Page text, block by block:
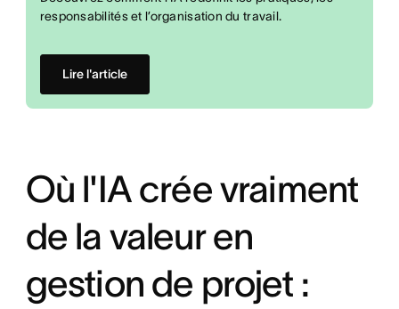
responsabilités et l’organisation du travail.
Lire l'article
Où l'IA crée vraiment
de la valeur en
gestion de projet :